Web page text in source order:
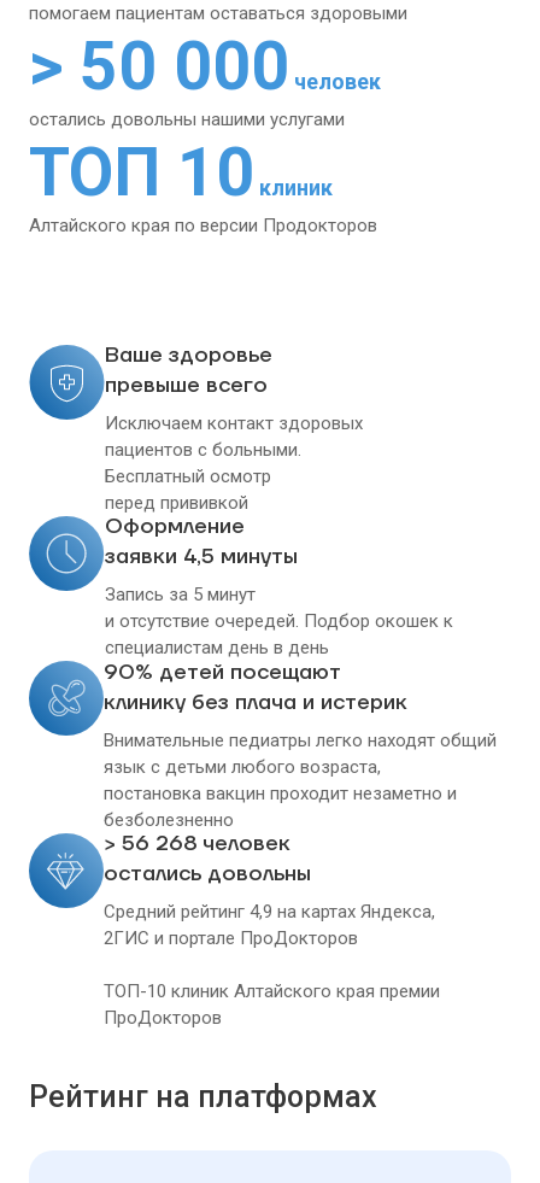
помогаем пациентам оставаться здоровыми
> 50 000 человек
остались довольны нашими услугами
ТОП 10 клиник
Алтайского края по версии Продокторов
Ваше здоровье
превыше всего
Исключаем контакт здоровых
пациентов с больными.
Бесплатный осмотр
перед прививкой
Оформление
заявки 4,5 минуты
Запись за 5 минут
и отсутствие очередей. Подбор окошек к
специалистам день в день
90% детей посещают
клинику без плача и истерик
Внимательные педиатры легко находят общий
язык с детьми любого возраста,
постановка вакцин проходит незаметно и
безболезненно
> 56 268 человек
остались довольны
Средний рейтинг 4,9 на картах Яндекса,
2ГИС и портале ПроДокторов
ТОП-10 клиник Алтайского края премии
ПроДокторов
Рейтинг на платформах